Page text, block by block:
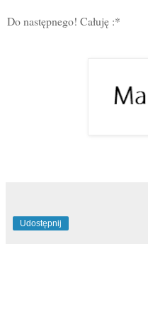
Do następnego! Całuję :*
Udostępnij